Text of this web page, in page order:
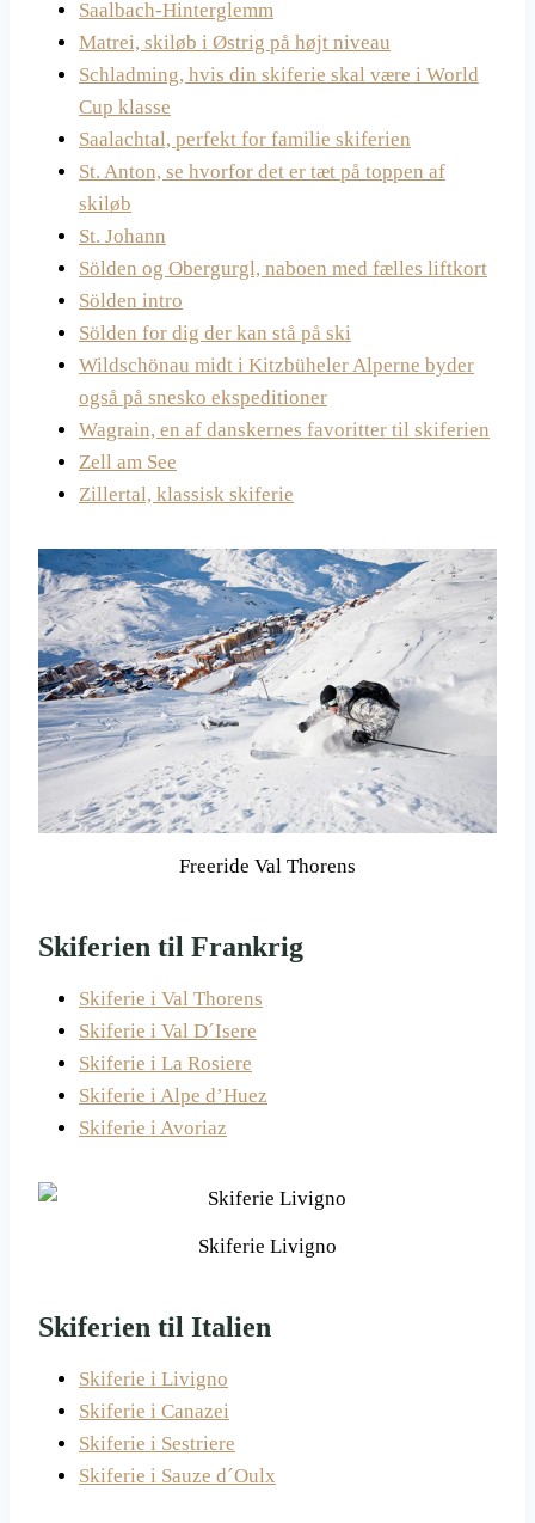
Saalbach-Hinterglemm
Matrei, skiløb i Østrig på højt niveau
Schladming, hvis din skiferie skal være i World
Cup klasse
Saalachtal, perfekt for familie skiferien
St. Anton, se hvorfor det er tæt på toppen af
skiløb
St. Johann
Sölden og Obergurgl, naboen med fælles liftkort
Sölden intro
Sölden for dig der kan stå på ski
Wildschönau midt i Kitzbüheler Alperne byder
også på snesko ekspeditioner
Wagrain, en af danskernes favoritter til skiferien
Zell am See
Zillertal, klassisk skiferie
Freeride Val Thorens
Skiferien til Frankrig
Skiferie i Val Thorens
Skiferie i Val D´Isere
Skiferie i La Rosiere
Skiferie i Alpe d’Huez
Skiferie i Avoriaz
Skiferie Livigno
Skiferien til Italien
Skiferie i Livigno
Skiferie i Canazei
Skiferie i Sestriere
Skiferie i Sauze d´Oulx